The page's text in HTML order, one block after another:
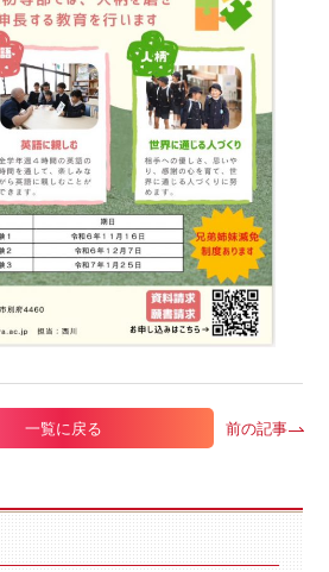
一覧に戻る 前の記事